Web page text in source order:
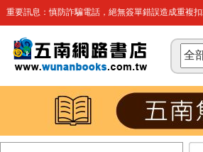
重要訊息：慎防詐騙電話，絕無簽單錯誤造成重複